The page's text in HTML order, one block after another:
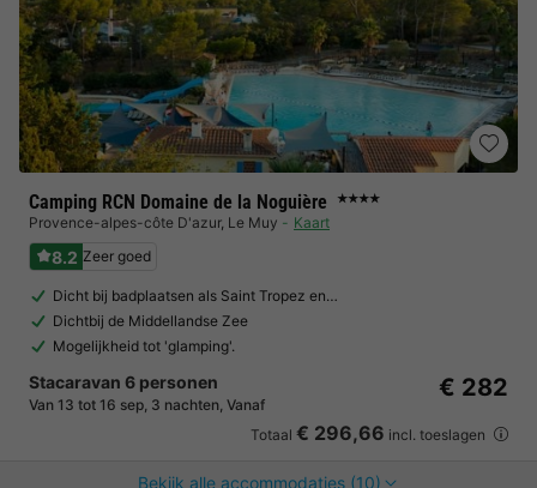
Camping RCN Domaine de la Noguière ★★★★
Provence-alpes-côte D'azur, Le Muy Kaart
8.2 Zeer goed
Dicht bij badplaatsen als Saint Tropez en…
Dichtbij de Middellandse Zee
Mogelijkheid tot 'glamping'.
Stacaravan 6 personen
Van 13 tot 16 sep, 3 nachten, Vanaf
€ 282
Totaal € 296,66 incl. toeslagen
Bekijk alle accommodaties (10)